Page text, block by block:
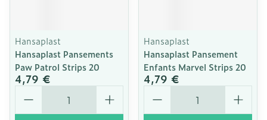
Hansaplast
Hansaplast Pansements
Paw Patrol Strips 20
4,79 €
Quantité
Hansaplast
Hansaplast Pansement
Enfants Marvel Strips 20
4,79 €
Quantité